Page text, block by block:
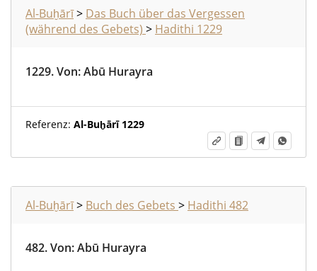
Al-Buḫārī> Das Buch über das Vergessen
(während des Gebets) > Hadithi 1229
1229.Von:Abū Hurayra
Referenz: Al-Buḫārī 1229
Al-Buḫārī> Buch des Gebets > Hadithi 482
482.Von:Abū Hurayra